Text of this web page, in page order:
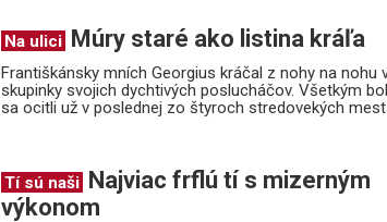
Na ulici Múry staré ako listina kráľa
Františkánsky mních Georgius kráčal z nohy na nohu
skupinky svojich dychtivých poslucháčov. Všetkým
sa ocitli už v poslednej zo štyroch stredovekých
Tí sú naši Najviac frflú tí s mizerným
výkonom